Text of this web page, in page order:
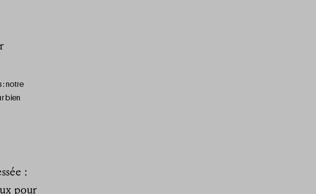
: notre
bien
:
pour